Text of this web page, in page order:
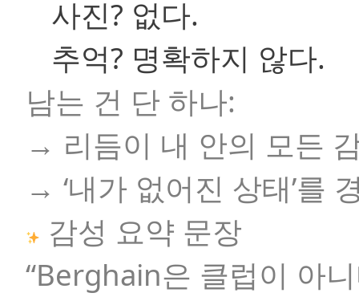
사진? 없다.
추억? 명확하지 않다.
남는 건 단 하나:
→ 리듬이 내 안의 모든
→ ‘내가 없어진 상태’를
감성 요약 문장
“Berghain은 클럽이 아